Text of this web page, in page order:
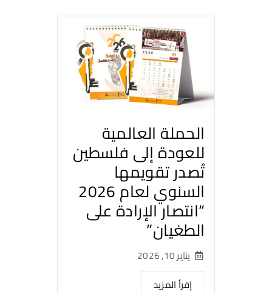
الحملة العالمية
للعودة إلى فلسطين
تُصدر تقويمها
السنوي لعام 2026
“انتصار الإرادة على
الطغيان”
يناير 10, 2026
إقرأ المزيد